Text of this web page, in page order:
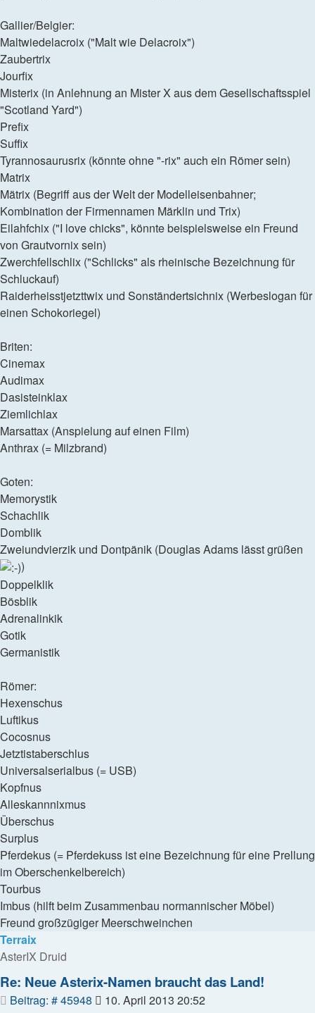
Gallier/Belgier:
Maltwiedelacroix ("Malt wie Delacroix")
Zaubertrix
Jourfix
Misterix (in Anlehnung an Mister X aus dem Gesellschaftsspiel
"Scotland Yard")
Prefix
Suffix
Tyrannosaurusrix (könnte ohne "-rix" auch ein Römer sein)
Matrix
Mätrix (Begriff aus der Welt der Modelleisenbahner;
Kombination der Firmennamen Märklin und Trix)
Eilahfchix ("I love chicks", könnte beispielsweise ein Freund
von Grautvornix sein)
Zwerchfellschlix ("Schlicks" als rheinische Bezeichnung für
Schluckauf)
Raiderheisstjetzttwix und Sonständertsichnix (Werbeslogan für
einen Schokoriegel)
Briten:
Cinemax
Audimax
Dasisteinklax
Ziemlichlax
Marsattax (Anspielung auf einen Film)
Anthrax (= Milzbrand)
Goten:
Memorystik
Schachlik
Domblik
Zweiundvierzik und Dontpänik (Douglas Adams lässt grüßen
)
Doppelklik
Bösblik
Adrenalinkik
Gotik
Germanistik
Römer:
Hexenschus
Luftikus
Cocosnus
Jetztistaberschlus
Universalserialbus (= USB)
Kopfnus
Alleskannnixmus
Überschus
Surplus
Pferdekus (= Pferdekuss ist eine Bezeichnung für eine Prellung
im Oberschenkelbereich)
Tourbus
Imbus (hilft beim Zusammenbau normannischer Möbel)
Freund großzügiger Meerschweinchen
Terraix
AsterIX Druid
Re: Neue Asterix-Namen braucht das Land!
Beitrag: # 45948 Beitrag
10. April 2013 20:52